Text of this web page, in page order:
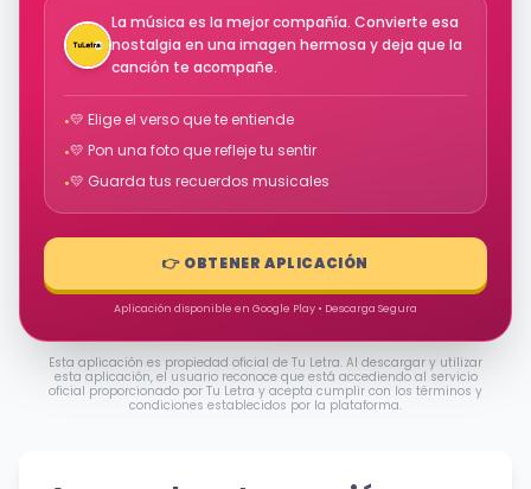
La música es la mejor compañía. Convierte esa
nostalgia en una imagen hermosa y deja que la
canción te acompañe.
•💛 Elige el verso que te entiende
•💛 Pon una foto que refleje tu sentir
•💛 Guarda tus recuerdos musicales
👉 OBTENER APLICACIÓN
Aplicación disponible en Google Play • Descarga Segura
Esta aplicación es propiedad oficial de Tu Letra. Al descargar y utilizar
esta aplicación, el usuario reconoce que está accediendo al servicio
oficial proporcionado por Tu Letra y acepta cumplir con los términos y
condiciones establecidos por la plataforma.